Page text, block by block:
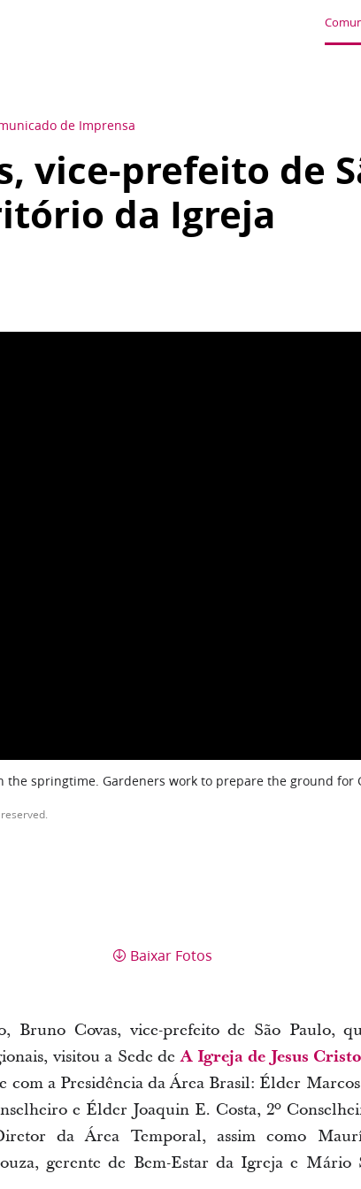
de Imprensa
vice-prefeito de
da Igreja
the springtime. Gardeners work to prepare the ground for
Baixar Fotos
Bruno Covas, vice-prefeito de São Paulo,
visitou a Sede deA Igreja de Jesus
com a Presidência da Área Brasil: Élder
e Élder Joaquin E. Costa, 2º
da Área Temporal, assim como
gerente de Bem-Estar da Igreja e